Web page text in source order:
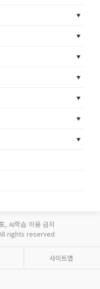
, AI학습 이용 금지
rights reserved
사이트맵